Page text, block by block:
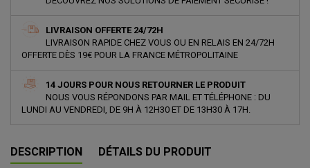
LIVRAISON OFFERTE 24/72H
LIVRAISON RAPIDE CHEZ VOUS OU EN RELAIS EN 24/72H
OFFERTE DÈS 19€ POUR LA FRANCE MÉTROPOLITAINE
14 JOURS POUR NOUS RETOURNER LE PRODUIT
NOUS VOUS RÉPONDONS PAR MAIL ET TÉLÉPHONE : DU
LUNDI AU VENDREDI, DE 9H À 12H30 ET DE 13H30 À 17H.
DESCRIPTION
DÉTAILS DU PRODUIT